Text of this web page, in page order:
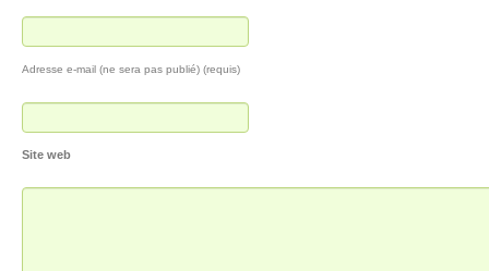
Adresse e-mail (ne sera pas publié) (requis)
Site web